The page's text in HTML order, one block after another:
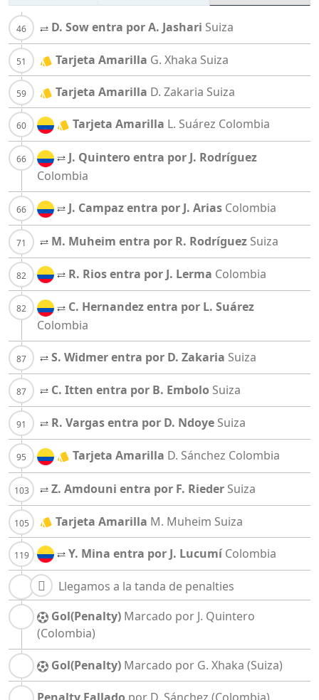
D. Sow entra por A. Jashari Suiza
Tarjeta Amarilla G. Xhaka Suiza
Tarjeta Amarilla D. Zakaria Suiza
Tarjeta Amarilla L. Suárez Colombia
J. Quintero entra por J. Rodríguez
Colombia
J. Campaz entra por J. Arias Colombia
M. Muheim entra por R. Rodríguez Suiza
R. Rios entra por J. Lerma Colombia
C. Hernandez entra por L. Suárez
Colombia
S. Widmer entra por D. Zakaria Suiza
C. Itten entra por B. Embolo Suiza
R. Vargas entra por D. Ndoye Suiza
Tarjeta Amarilla D. Sánchez Colombia
Z. Amdouni entra por F. Rieder Suiza
Tarjeta Amarilla M. Muheim Suiza
Y. Mina entra por J. Lucumí Colombia
Llegamos a la tanda de penalties
Gol(Penalty) Marcado por J. Quintero
(Colombia)
Gol(Penalty) Marcado por G. Xhaka (Suiza)